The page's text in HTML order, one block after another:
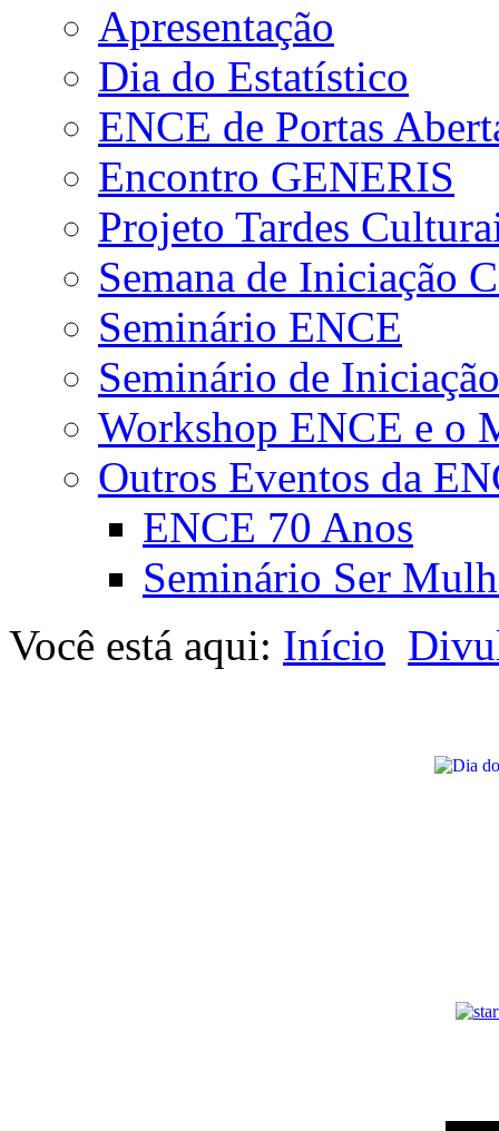
Apresentação
Dia do Estatístico
ENCE de Portas
Encontro GENERIS
Projeto Tardes
Semana de Iniciação
Seminário ENCE
Seminário de
Workshop ENCE e o
Outros Eventos da
ENCE 70 Anos
Seminário Ser
Você está aqui: Início